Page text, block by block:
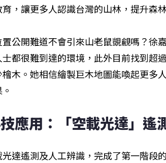
，讓更多人認識台灣的山林，提升森
公開難道不會引來山老鼠覬覦嗎？徐
都很難到達的環境，此外目前找到超
木。她相信繪製巨木地圖能喚起更多
應用：「空載光達」遙
達遙測及人工辨識，完成了第一階段